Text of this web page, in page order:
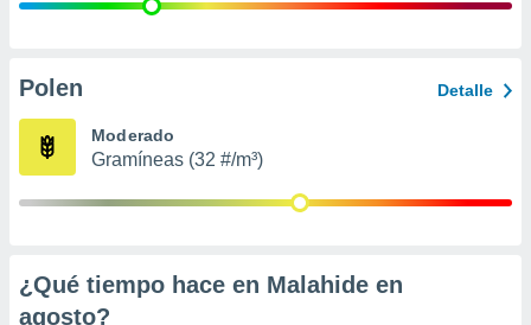
publicidad
de
Polen Detalle
Moderado
Gramíneas (32 #/m³)
¿Qué tiempo hace en Malahide en
agosto?